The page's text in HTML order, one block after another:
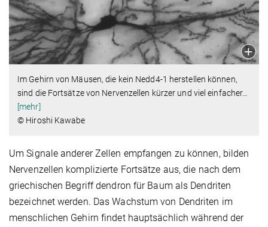
Im Gehirn von Mäusen, die kein Nedd4-1 herstellen können,
sind die Fortsätze von Nervenzellen kürzer und viel einfacher…
[mehr]
© Hiroshi Kawabe
Um Signale anderer Zellen empfangen zu können, bilden
Nervenzellen komplizierte Fortsätze aus, die nach dem
griechischen Begriff dendron für Baum als Dendriten
bezeichnet werden. Das Wachstum von Dendriten im
menschlichen Gehirn findet hauptsächlich während der